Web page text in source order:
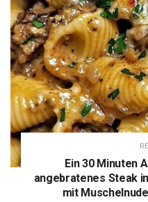
Ein 30 Minuten
angebratenes Steak
mit